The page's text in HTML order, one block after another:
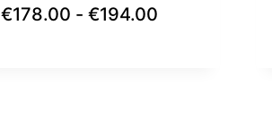
€178.00 - €194.00